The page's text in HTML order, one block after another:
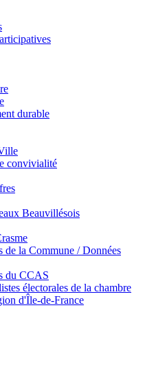
durable
convivialité
Beauvillésois
de la Commune / Données
du CCAS
électorales de la chambre
d'Île-de-France